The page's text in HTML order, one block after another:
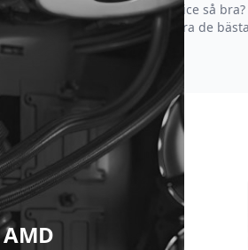
Varför är vår kundservice så
strävar efter att vara de